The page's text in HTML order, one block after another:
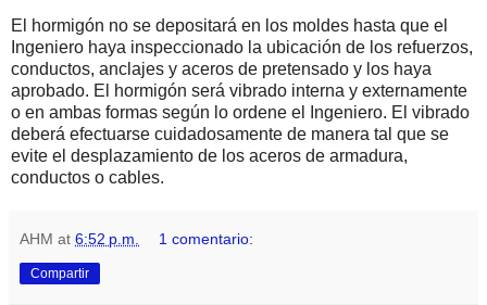
El hormigón no se depositará en los moldes hasta que el
Ingeniero haya inspeccionado la ubicación de los refuerzos,
conductos, anclajes y aceros de pretensado y los haya
aprobado. El hormigón será vibrado interna y externamente
o en ambas formas según lo ordene el Ingeniero. El vibrado
deberá efectuarse cuidadosamente de manera tal que se
evite el desplazamiento de los aceros de armadura,
conductos o cables.
AHM at 6:52 p.m. 1 comentario:
Compartir